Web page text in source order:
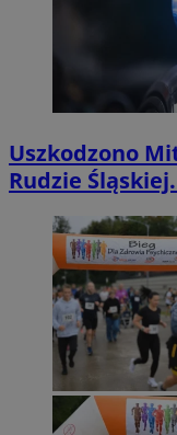
Uszkodzono
Rudzie